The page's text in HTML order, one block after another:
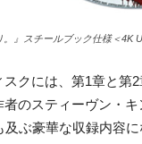
』スチールブック仕様＜4K
クには、第1章と第
のスティーヴン・
ぶ豪華な収録内容に